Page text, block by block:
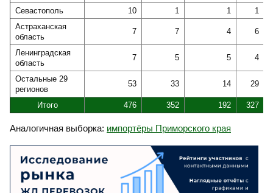
Севастополь 10 1 1
1
Астраханская
область
7 7 4 6
Ленинградская
область
7 5 5 4
Остальные 29
регионов
53 33 14 29
Итого 476 352 192 327
Аналогичная выборка: импортёры Приморского края